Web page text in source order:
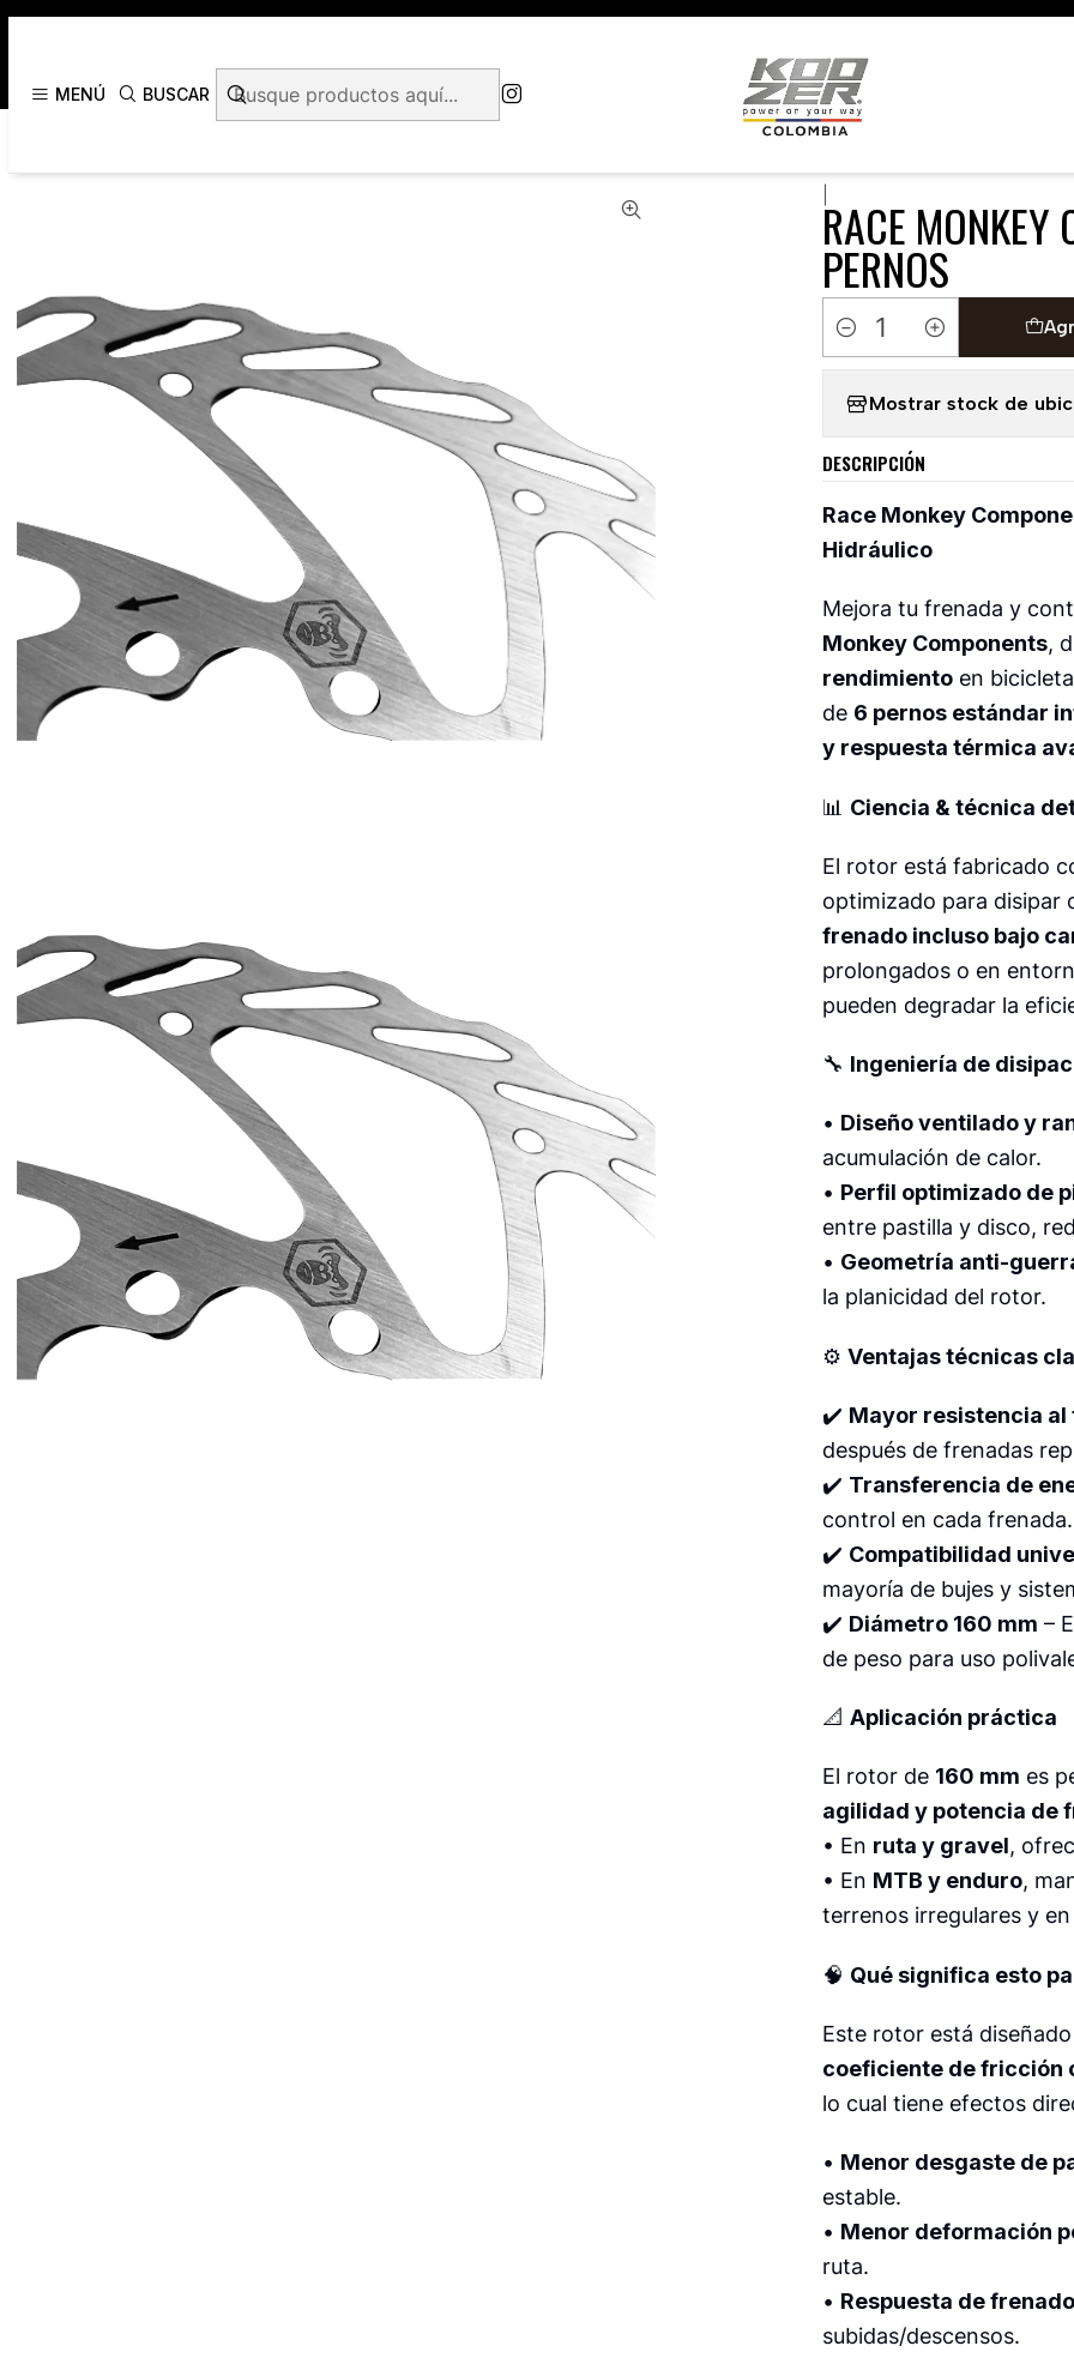
MENÚ BUSCAR
ROTORES/DISCOS DE FRENO RACE MONKEY COMPONENTS /
RACE
PERNOS
Cantidad
Mostrar stock de
DESCRIPCIÓN
Race Monkey
Hidráulico
Mejora tu frenada y
Monkey Components,
rendimientoen
de 6 pernos estándar
y respuesta térmica
📊 Ciencia & técnica
El rotor está fabricado
optimizado para disipar
frenado incluso bajo
prolongados o en
pueden degradar la
🔧 Ingeniería de
• Diseño ventilado y
acumulación de calor.
• Perfil optimizado de
entre pastilla y disco,
• Geometría anti-
la planicidad del rotor.
⚙️ Ventajas técnicas
✔️ Mayor resistencia
después de frenadas
✔️ Transferencia de
control en cada frenada.
✔️ Compatibilidad
mayoría de bujes y
✔️ Diámetro 160 mm –
de peso para uso
📐 Aplicación práctica
El rotor de 160 mm es
agilidad y potencia de
• En ruta y gravel,
• En MTB y enduro,
terrenos irregulares y
🧠 Qué significa esto
Este rotor está
coeficiente de fricción
lo cual tiene efectos
• Menor desgaste de
estable.
• Menor deformación
ruta.
• Respuesta de
subidas/descensos.